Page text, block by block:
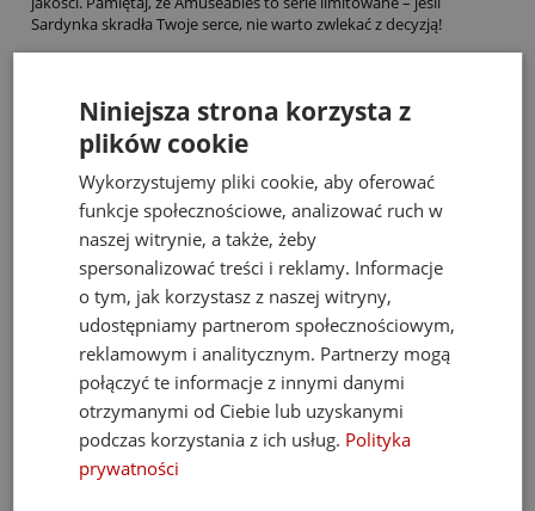
Sardynka skradła Twoje serce, nie warto zwlekać z decyzją!
Bestsellery
Niniejsza strona korzysta z
plików cookie
Wykorzystujemy pliki cookie, aby oferować
funkcje społecznościowe, analizować ruch w
naszej witrynie, a także, żeby
spersonalizować treści i reklamy. Informacje
o tym, jak korzystasz z naszej witryny,
udostępniamy partnerom społecznościowym,
reklamowym i analitycznym. Partnerzy mogą
połączyć te informacje z innymi danymi
otrzymanymi od Ciebie lub uzyskanymi
podczas korzystania z ich usług. Polityka
prywatności